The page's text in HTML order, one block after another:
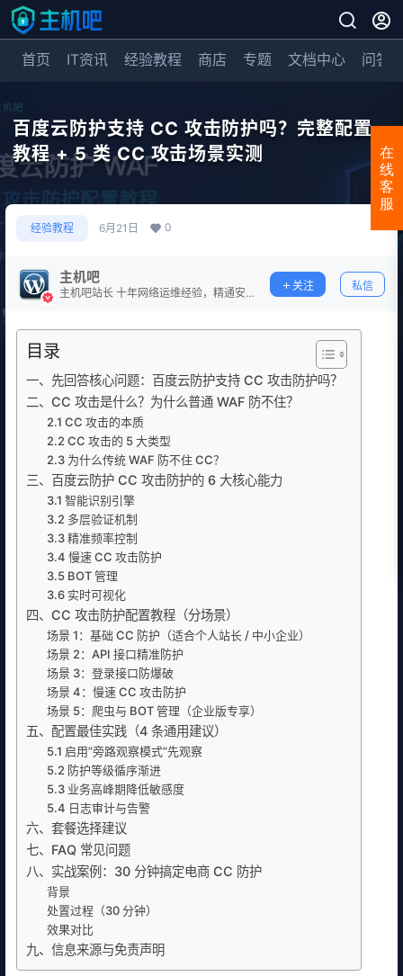
首页 IT资讯 经验教程 商店 专题 文档中心 问答
百度云防护支持 CC 攻击防护吗？完整配置
教程 + 5 类 CC 攻击场景实测
经验教程 6月21日 0
主机吧
主机吧站长 十年网络运维经验，精通安
关注 私信
目录
一、先回答核心问题：百度云防护支持 CC 攻击防护吗？
二、CC 攻击是什么？为什么普通 WAF 防不住？
2.1 CC 攻击的本质
2.2 CC 攻击的 5 大类型
2.3 为什么传统 WAF 防不住 CC？
三、百度云防护 CC 攻击防护的 6 大核心能力
3.1 智能识别引擎
3.2 多层验证机制
3.3 精准频率控制
3.4 慢速 CC 攻击防护
3.5 BOT 管理
3.6 实时可视化
四、CC 攻击防护配置教程（分场景）
场景 1：基础 CC 防护（适合个人站长 / 中小企业）
场景 2：API 接口精准防护
场景 3：登录接口防爆破
场景 4：慢速 CC 攻击防护
场景 5：爬虫与 BOT 管理（企业版专享）
五、配置最佳实践（4 条通用建议）
5.1 启用”旁路观察模式”先观察
5.2 防护等级循序渐进
5.3 业务高峰期降低敏感度
5.4 日志审计与告警
六、套餐选择建议
七、FAQ 常见问题
八、实战案例：30 分钟搞定电商 CC 防护
背景
处置过程（30 分钟）
效果对比
九、信息来源与免责声明
在
线
客
服